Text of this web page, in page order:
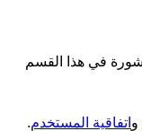
في هذا القسم
و اتفاقية المستخدم.